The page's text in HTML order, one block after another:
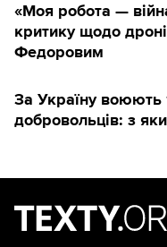
«Моя робота —
критику щодо
Федоровим
За Україну воюють
добровольців: з